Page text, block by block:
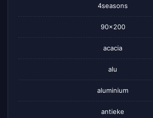
4seasons
90×200
acacia
alu
aluminium
antieke